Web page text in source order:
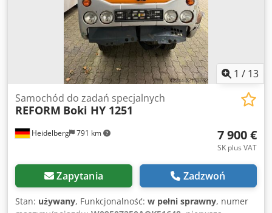
1 / 13
Heidelberg 791 km
Samochód do zadań specjalnych
REFORM Boki HY 1251
7 900 €
SK plus VAT
Zapytania Zadzwoń
Stan: używany, Funkcjonalność: w pełni sprawny, numer